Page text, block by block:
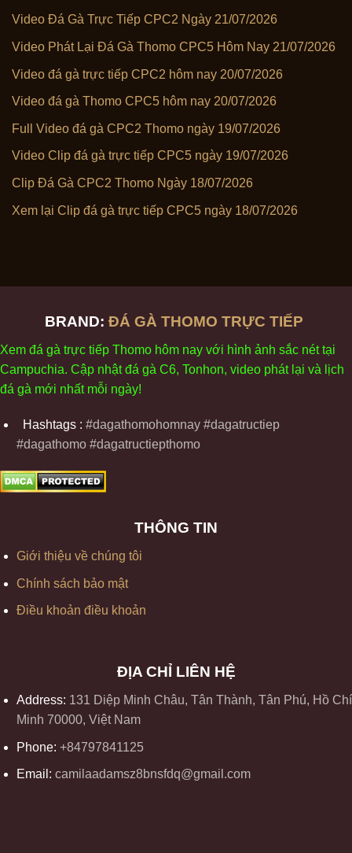
Video Đá Gà Trực Tiếp CPC2 Ngày 21/07/2026
Video Phát Lại Đá Gà Thomo CPC5 Hôm Nay 21/07/2026
Video đá gà trực tiếp CPC2 hôm nay 20/07/2026
Video đá gà Thomo CPC5 hôm nay 20/07/2026
Full Video đá gà CPC2 Thomo ngày 19/07/2026
Video Clip đá gà trực tiếp CPC5 ngày 19/07/2026
Clip Đá Gà CPC2 Thomo Ngày 18/07/2026
Xem lại Clip đá gà trực tiếp CPC5 ngày 18/07/2026
BRAND: ĐÁ GÀ THOMO TRỰC TIẾP
Xem đá gà trực tiếp Thomo hôm nay với hình ảnh sắc néttại
Campuchia. Cập nhậtđá gà C6, Tonhon, video phátl ại và ịch
đá gà mới nhất mỗi ngày!
Hashtags : #dagathomohomnay #dagatructiep
#dagathomo #dagatructiepthomo
THÔNG TIN
Giới thiệu về chúng tôi
Chính sách bảo mật
Điều khoản điều khoản
ĐỊA CHỈ LIÊN HỆ
Address: 131 Diệp Minh Châu, Tân Thành, Tân Phú, Hồ Chí
Minh 70000, Việt Nam
Phone: +84797841125
Email: camilaadamsz8bnsfdq@gmail.com